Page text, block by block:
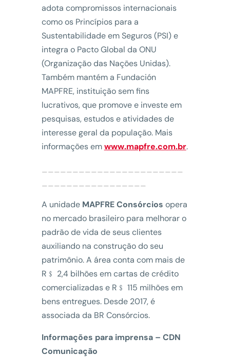
adota compromissos internacionais
como os Princípios para a
Sustentabilidade em Seguros (PSI) e
integra o Pacto Global da ONU
(Organização das Nações Unidas).
Também mantém a Fundación
MAPFRE, instituição sem fins
lucrativos, que promove e investe em
pesquisas, estudos e atividades de
interesse geral da população. Mais
informações emwww.mapfre.com.br.
A unidade MAPFRE Consórcios opera
no mercado brasileiro para melhorar o
padrão de vida de seus clientes
auxiliando na construção do seu
patrimônio. A área conta com mais de
R﹩ 2,4 bilhões em cartas de crédito
comercializadas e R﹩ 115 milhões em
bens entregues. Desde 2017, é
associada da BR Consórcios.
Informações para imprensa – CDN
Comunicação